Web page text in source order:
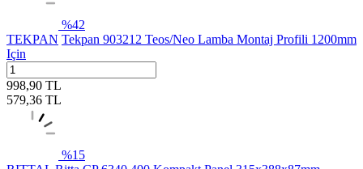
%42
TEKPAN Tekpan 903212 Teos/Neo Lamba Montaj Profili 1200mm
Için
998,90 TL
579,36 TL
%15